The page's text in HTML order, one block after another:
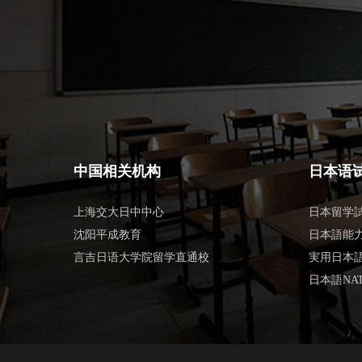
中国相关机构
上海交大日中中心
沈阳平成教育
言吉日语大学院留学直通校
日本语
日本留学
日本語能
実用日本
日本語